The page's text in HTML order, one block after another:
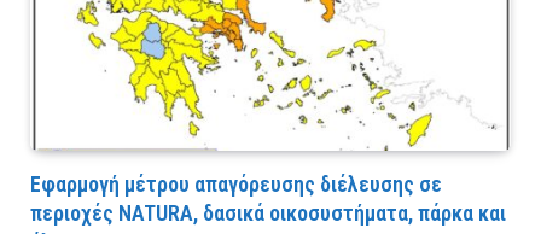
Εφαρμογή μέτρου απαγόρευσης διέλευσης σε
περιοχές NATURA, δασικά οικοσυστήματα, πάρκα και